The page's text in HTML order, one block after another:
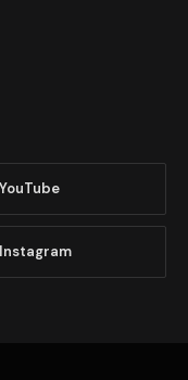
YouTube
Instagram